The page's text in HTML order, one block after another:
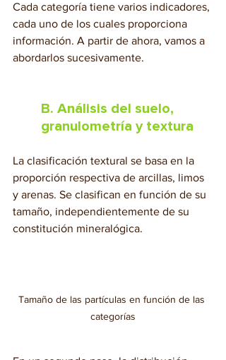
Cada categoría tiene varios indicadores,
cada uno de los cuales proporciona
información. A partir de ahora, vamos a
abordarlos sucesivamente.
B. Análisis del suelo,
granulometría y textura
La clasificación textural se basa en la
proporción respectiva de arcillas, limos
y arenas. Se clasifican en función de su
tamaño, independientemente de su
constitución mineralógica.
Tamaño de las partículas en función de las
categorías